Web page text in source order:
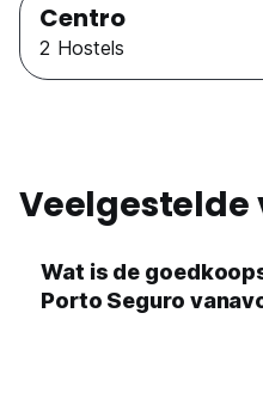
Centro
2 Hostels
Veelgestelde
Wat is de
Porto Seguro